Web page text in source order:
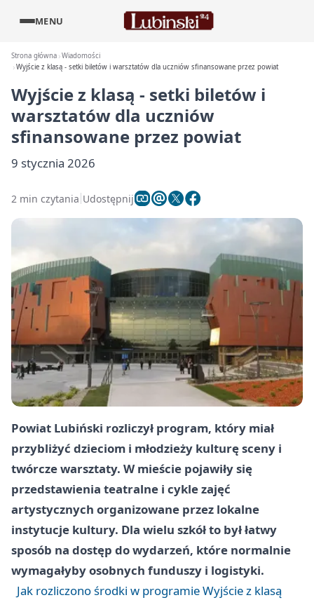
MENU
Strona główna Wiadomości
Wyjście z klasą - setki biletów i warsztatów dla uczniów sfinansowane przez powiat
Wyjście z klasą - setki biletów i
warsztatów dla uczniów
sfinansowane przez powiat
9 stycznia 2026
2 min czytania Udostępnij
Powiat Lubiński rozliczył program, który miał
przybliżyć dzieciom i młodzieży kulturę sceny i
twórcze warsztaty. W mieście pojawiły się
przedstawienia teatralne i cykle zajęć
artystycznych organizowane przez lokalne
instytucje kultury. Dla wielu szkół to był łatwy
sposób na dostęp do wydarzeń, które normalnie
wymagałyby osobnych funduszy i logistyki.
Jak rozliczono środki w programie Wyjście z klasą